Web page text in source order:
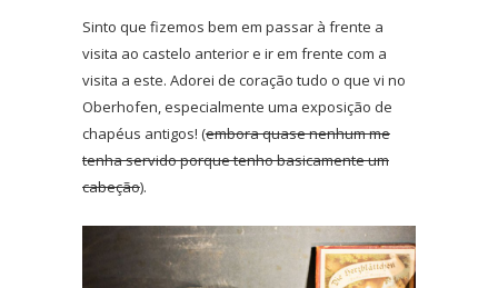
Sinto que fizemos bem em passar à frente a
visita ao castelo anterior e ir em frente com a
visita a este. Adorei de coração tudo o que vi no
Oberhofen, especialmente uma exposição de
chapéus antigos! (embora quase nenhum me
tenha servido porque tenho basicamente um
cabeção).